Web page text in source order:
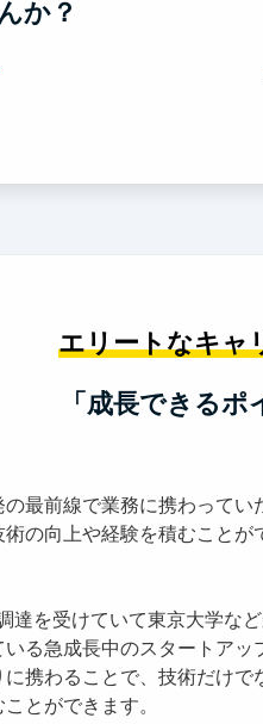
か？
エリートなキャ
「成長できるポ
の最前線で業務に携わってい
術の向上や経験を積むことが
達を受けていて東京大学な
いる急成長中のスタートアッ
に携わることで、技術だけで
とができます。